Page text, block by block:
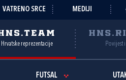
VATRENO SRCE MEDIJI
Hrvatske reprezentacije Povijest
FUTSAL